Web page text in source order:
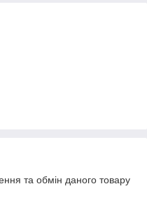
та обмін даного товару